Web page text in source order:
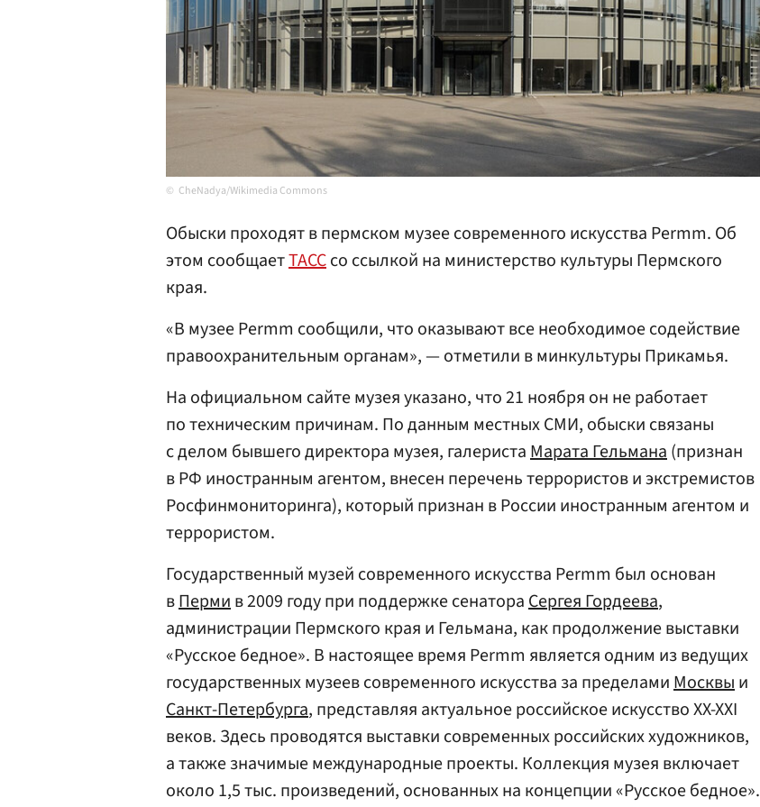
CheNadya/Wikimedia Commons
Обыски проходят в пермском музее современного искусства Permm. Об
этом сообщаетТАССсо ссылкой на министерство культуры Пермского
края.
«В музее Permm сообщили, что оказывают все необходимое содействие
правоохранительным органам», — отметили в минкультуры Прикамья.
На официальном сайте музея указано, что 21 ноября он не работает
по техническим причинам. По данным местных СМИ, обыски связаны
с делом бывшего директора музея, галеристаМарата Гельмана(признан
в РФ иностранным агентом, внесен перечень террористов и экстремистов
Росфинмониторинга), который признан в России иностранным агентом и
террористом.
Государственный музей современного искусства Permm был основан
вПермив 2009 году при поддержке сенатораСергея Гордеева,
администрации Пермского края и Гельмана, как продолжение выставки
«Русское бедное». В настоящее время Permm является одним из ведущих
государственных музеев современного искусства за пределамиМосквыи
Санкт-Петербурга, представляя актуальное российское искусство XX-XXI
веков. Здесь проводятся выставки современных российских художников,
а также значимые международные проекты. Коллекция музея включает
около 1,5 тыс. произведений, основанных на концепции «Русское бедное».